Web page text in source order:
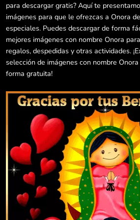
para descargar gratis? Aquí te
imágenes para que le ofrezcas a Onora
especiales. Puedes descargar de forma
mejores imágenes con nombre Onora
regalos, despedidas y otras actividades.
selección de imágenes con nombre
forma gratuita!